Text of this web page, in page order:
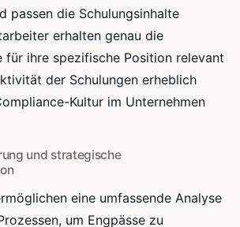
passen die Schulungsinhalte
erhalten genau die
für ihre spezifische Position relevant
der Schulungen erheblich
Kultur im Unternehmen
und strategische
eine umfassende Analyse
um Engpässe zu